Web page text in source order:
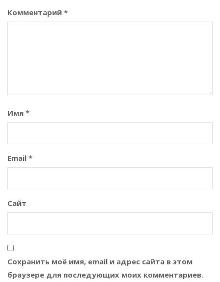
Комментарий *
Имя *
Email *
Сайт
Сохранить моё имя, email и адрес сайта в этом
браузере для последующих моих комментариев.